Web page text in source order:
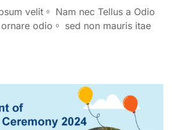
velit。 Nam nec Tellus a Odio
odio。 sed non mauris itae